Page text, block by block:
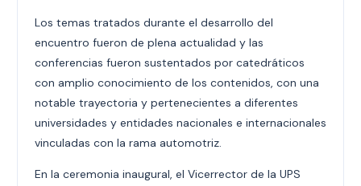
Los temas tratados durante el desarrollo del
encuentro fueron de plena actualidad y las
conferencias fueron sustentados por catedráticos
con amplio conocimiento de los contenidos, con una
notable trayectoria y pertenecientes a diferentes
universidades y entidades nacionales e internacionales
vinculadas con la rama automotriz.
En la ceremonia inaugural, el Vicerrector de la UPS